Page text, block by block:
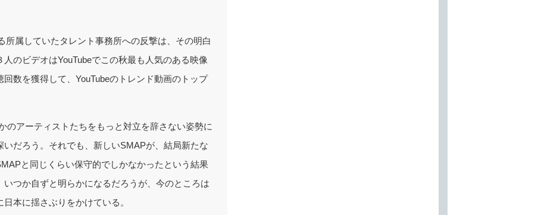
所属していたタレント事務所への反撃は、その明白
のビデオはYouTubeでこの秋最も人気のある映像
数を獲得して、YouTubeのトレンド動画のトップ
のアーティストたちをもっと対立を辞さない姿勢に
いだろう。それでも、新しいSMAPが、結局新たな
と同じくらい保守的でしかなかったという結果
つか自ずと明らかになるだろうが、今のところは
本に揺さぶりをかけている。